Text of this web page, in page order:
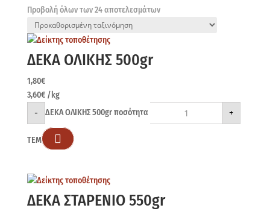
Προβολή όλων των 24 αποτελεσμάτων
ΔΕΚΑ ΟΛΙΚΗΣ 500gr
1,80€
3,60€ /kg
- ΔΕΚΑ ΟΛΙΚΗΣ 500gr ποσότητα +
ΤΕΜ 
ΔΕΚΑ ΣΤΑΡΕΝΙΟ 550gr